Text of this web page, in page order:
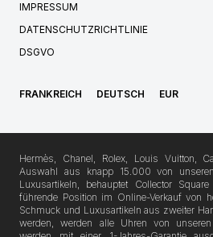
IMPRESSUM
DATENSCHUTZRICHTLINIE
DSGVO
FRANKREICH DEUTSCH EUR
Hermès, Chanel, Rolex, Louis Vuitton,
Auswahl aus knapp 15.000 von
Luxusartikeln, behauptet Collector
führende Position im Online-Verkauf von
Schmuck und Luxusartikeln aus zweiter
werden, werden alle Uhren von